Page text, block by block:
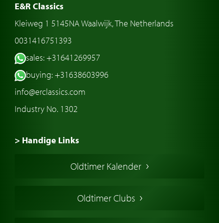
E&R Classics
Kleiweg 1 5145NA Waalwijk, The Netherlands
0031416751393
sales: +31641269957
buying: +31638603996
info@erclassics.com
Industry No. 1302
> Handige Links
Amerikaanse oldtimers
Oldtimer Kalender
Oldtimer Clubs